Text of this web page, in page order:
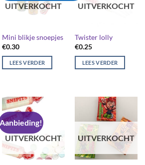
UITVERKOCHT
Mini blikje snoepjes
€0.30
LEES VERDER
UITVERKOCHT
Twister lolly
€0.25
LEES VERDER
Aanbieding!
UITVERKOCHT
UITVERKOCHT